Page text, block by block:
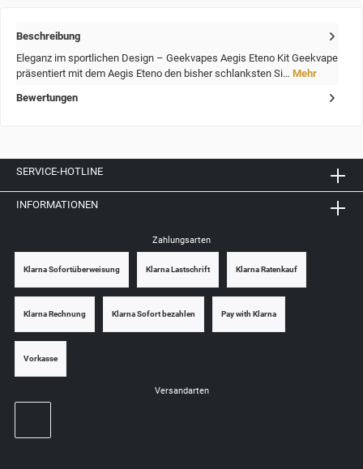
Beschreibung
Eleganz im sportlichen Design – Geekvapes Aegis Eteno Kit Geekvape
präsentiert mit dem Aegis Eteno den bisher schlanksten Si… Mehr
Bewertungen
SERVICE-HOTLINE
INFORMATIONEN
Zahlungsarten
Klarna Sofortüberweisung Klarna Lastschrift Klarna Ratenkauf
Klarna Rechnung Klarna Sofort bezahlen Pay with Klarna
Vorkasse
Versandarten